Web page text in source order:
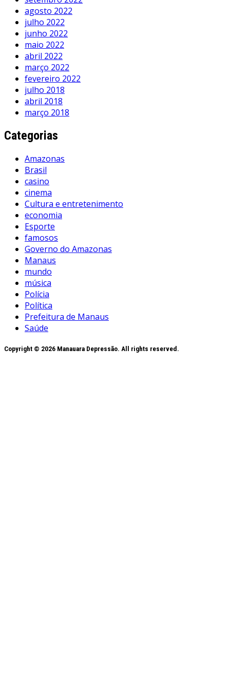
agosto 2022
julho 2022
junho 2022
maio 2022
abril 2022
março 2022
fevereiro 2022
julho 2018
abril 2018
março 2018
Categorias
Amazonas
Brasil
casino
cinema
Cultura e entretenimento
economia
Esporte
famosos
Governo do Amazonas
Manaus
mundo
música
Polícia
Política
Prefeitura de Manaus
Saúde
Copyright © 2026 Manauara Depressão. All rights reserved.